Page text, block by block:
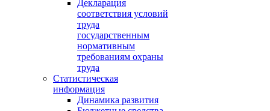
Декларация
соответствия условий
труда
государственным
нормативным
требованиям охраны
труда
Статистическая
информация
Динамика развития